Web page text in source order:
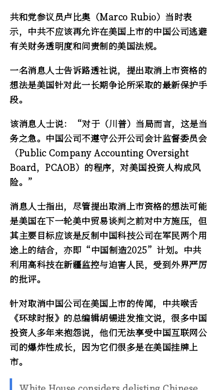
共和党参议员卢比奥（Marco Rubio）当时表
示，中共不应该再允许在美国上市的中国公司逃避
有关财务透明度和问责制的美国法规。
一名消息人士告诉路透社说，提出取消上市资格的
想法是美国针对此一长期争论所采取的最新保护手
段。
该消息人士说：“对于（川普）当局而言，这是当
务之急。中国公司不遵守公开公司会计监督委员会
（Public Company Accounting Oversight
Board，PCAOB）的程序，对美国投资人构成风
险。”
消息人士指出，尽管提出取消上市资格的想法可能
是美国在下一轮美中贸易谈判之前对中方施压，但
其主要目标应该是反制中国科技公司在军民两个用
途上的结合，亦即“中国制造2025”计划。中共
利用高科技在新疆监控与迫害人民，受到外界严厉
的批评。
针对取消中国公司在美国上市的传闻，中共喉舌
《环球时报》的总编辑胡锡进发推文说，很多中国
投资人多年来抱怨说，他们无法享受中国互联网公
司的爆炸性成长，因为它们很多是在美国挂牌上
市。